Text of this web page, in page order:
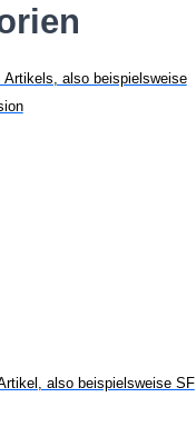
Artikels, also beispielsweise
also beispielsweise SF